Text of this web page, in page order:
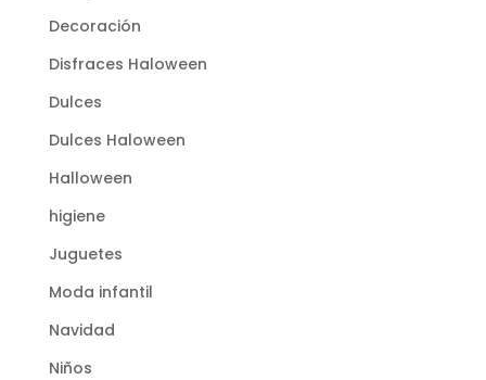
Decoración
Disfraces Haloween
Dulces
Dulces Haloween
Halloween
higiene
Juguetes
Moda infantil
Navidad
Niños